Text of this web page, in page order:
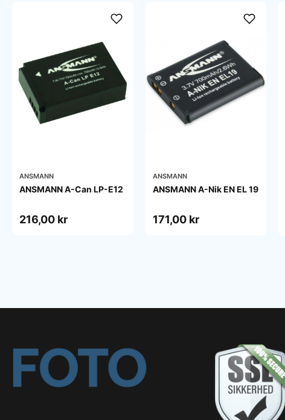
ANSMANN
ANSMANN A-Can LP-E12
216,00 kr
ANSMANN
ANSMANN A-Nik EN EL 19
171,00 kr